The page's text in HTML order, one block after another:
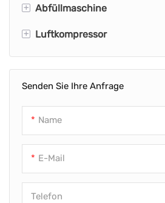
+ Abfüllmaschine
Flaschenfüllmaschine
Wasserabfüllmaschine
+ Luftkompressor
Industrieller Luftkompressor
Ölfreier Luftkompressor
Hochdruck-Luftkompressor
Schraubenluftkompressor
Senden Sie Ihre Anfrage
Name
E-Mail
Telefon